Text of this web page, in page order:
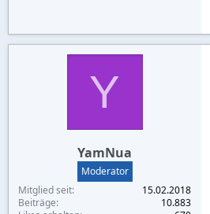
Y
YamNua
Moderator
Mitglied seit
15.02.2018
Beiträge
10.883